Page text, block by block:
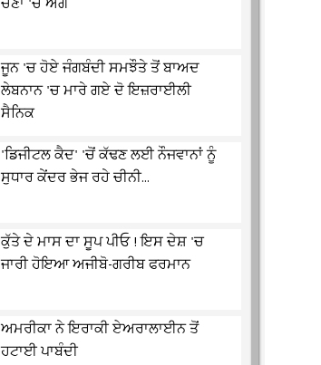
ਚੋਣਾਂ 'ਚ ਅੱਗੇ
ਜੂਨ 'ਚ ਹੋਏ ਜੰਗਬੰਦੀ ਸਮਝੌਤੇ ਤੋਂ ਬਾਅਦ
ਲੇਬਨਾਨ 'ਚ ਮਾਰੇ ਗਏ ਦੋ ਇਜ਼ਰਾਈਲੀ
ਸੈਨਿਕ
'ਡਿਜੀਟਲ ਕੈਦ' 'ਚੋਂ ਕੱਢਣ ਲਈ ਨੌਜਵਾਨਾਂ ਨੂੰ
ਸੁਧਾਰ ਕੇਂਦਰ ਭੇਜ ਰਹੇ ਚੀਨੀ...
ਕੁੱਤੇ ਦੇ ਮਾਸ ਦਾ ਸੂਪ ਪੀਓ ! ਇਸ ਦੇਸ਼ 'ਚ
ਜਾਰੀ ਹੋਇਆ ਅਜੀਬੋ-ਗਰੀਬ ਫਰਮਾਨ
ਅਮਰੀਕਾ ਨੇ ਇਰਾਕੀ ਏਅਰਾਲਾਈਨ ਤੋਂ
ਹਟਾਈ ਪਾਬੰਦੀ